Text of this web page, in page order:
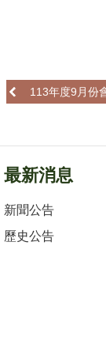
113年度9月份
最新消息
新聞公告
歷史公告